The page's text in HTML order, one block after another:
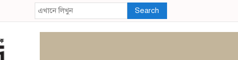
Search